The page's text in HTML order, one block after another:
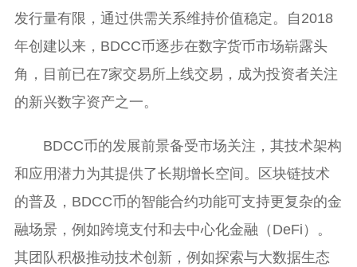
发行量有限，通过供需关系维持价值稳定。自2018
年创建以来，BDCC币逐步在数字货币市场崭露头
角，目前已在7家交易所上线交易，成为投资者关注
的新兴数字资产之一。
BDCC币的发展前景备受市场关注，其技术架构
和应用潜力为其提供了长期增长空间。区块链技术
的普及，BDCC币的智能合约功能可支持更复杂的金
融场景，例如跨境支付和去中心化金融（DeFi）。
其团队积极推动技术创新，例如探索与大数据生态